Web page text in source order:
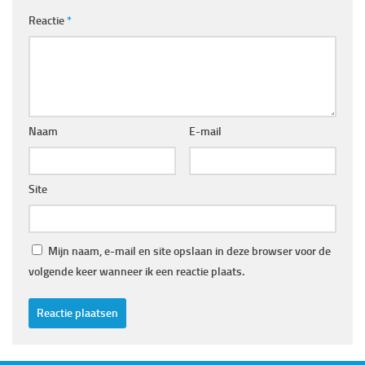
Reactie*
Naam E-mail
Site
Mijn naam, e-mail en site opslaan in deze browser voor de
volgende keer wanneer ik een reactie plaats.